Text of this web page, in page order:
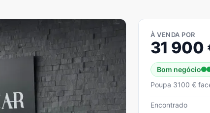
À VENDA POR
31 900
Bom negócio
Poupa 3100 €
Encontrado